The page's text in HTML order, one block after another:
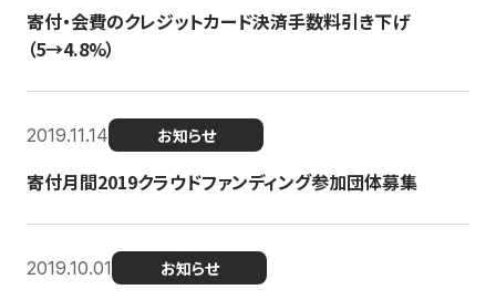
寄付・会費のクレジットカード決済手数料引き下げ
（5→4.8%）
2019.11.14 お知らせ
寄付月間2019クラウドファンディング参加団体募集
2019.10.01 お知らせ